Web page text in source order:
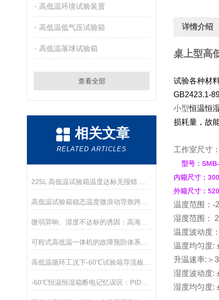
高低温环境试验装置
高低温低气压试验箱
高低温落球试验箱
查看全部
相关文章
RELATED ARTICLES
微弱异响、湿度不达标的诱因：高海拔低气压设备长期损耗故障分析
-60℃恒温恒湿箱断电记忆误区：PID重置导致批次试验数据偏差
详情介绍
桌上型高
试验各种材
GB2423.1-
小型恒温恒
损耗量，故
工作室尺寸
型号：
内箱尺寸：300
外箱尺寸：520
温度范围： -
湿度范围：
温度波动度
温度均匀度:
升温速率:
湿度波动度:
湿度均匀度: